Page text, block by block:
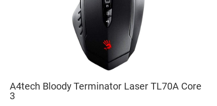
A4tech Bloody Terminator Laser TL70A Core
3